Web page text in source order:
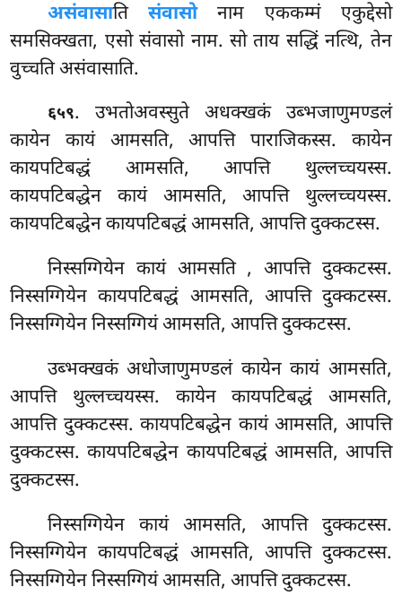
असंवासातिसंवासोनाम एककम्मं एकुद्देसो
समसिक्खता, एसो संवासो नाम. सो ताय सद्धिं नत्थि, तेन
वुच्चति असंवासाति.
६५९. उभतोअवस्सुते अधक्खकं उब्भजाणुमण्डलं
कायेन कायं आमसति, आपत्ति पाराजिकस्स. कायेन
कायपटिबद्धं आमसति, आपत्ति थुल्लच्चयस्स.
कायपटिबद्धेन कायं आमसति, आपत्ति थुल्लच्चयस्स.
कायपटिबद्धेन कायपटिबद्धं आमसति, आपत्ति दुक्कटस्स.
निस्सग्गियेन कायं आमसति , आपत्ति दुक्कटस्स.
निस्सग्गियेन कायपटिबद्धं आमसति, आपत्ति दुक्कटस्स.
निस्सग्गियेन निस्सग्गियं आमसति, आपत्ति दुक्कटस्स.
उब्भक्खकं अधोजाणुमण्डलं कायेन कायं आमसति,
आपत्ति थुल्लच्चयस्स. कायेन कायपटिबद्धं आमसति,
आपत्ति दुक्कटस्स. कायपटिबद्धेन कायं आमसति, आपत्ति
दुक्कटस्स. कायपटिबद्धेन कायपटिबद्धं आमसति, आपत्ति
दुक्कटस्स.
निस्सग्गियेन कायं आमसति, आपत्ति दुक्कटस्स.
निस्सग्गियेन कायपटिबद्धं आमसति, आपत्ति दुक्कटस्स.
निस्सग्गियेन निस्सग्गियं आमसति, आपत्ति दुक्कटस्स.